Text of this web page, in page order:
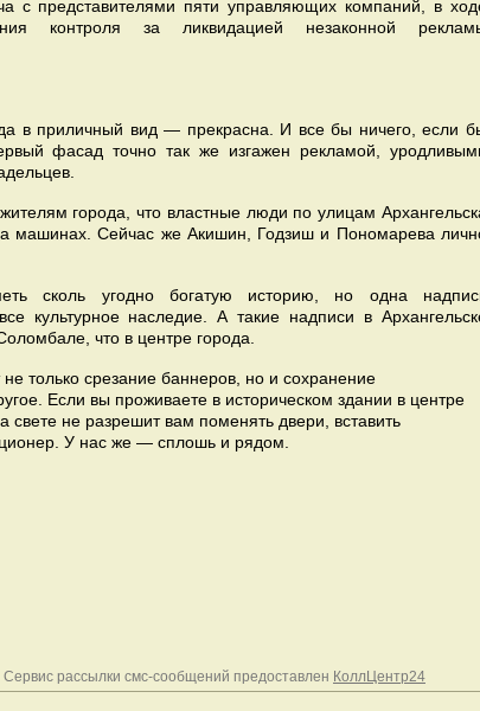
с представителями пяти управляющих компаний, в
контроля за ликвидацией незаконной
в приличный вид — прекрасна. И все бы ничего, если
фасад точно так же изгажен рекламой,
города, что властные люди по улицам
машинах. Сейчас же Акишин, Годзиш и Пономарева
сколь угодно богатую историю, но одна
культурное наследие. А такие надписи в
что в центре города.
только срезание баннеров, но и сохранение
Если вы проживаете в историческом здании в центре
не разрешит вам поменять двери, вставить
У нас же — сплошь и рядом.
Сервис рассылки смс-сообщений предоставлен КоллЦентр24